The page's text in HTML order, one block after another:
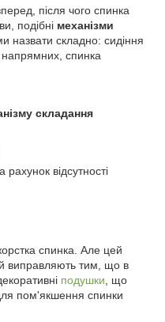
після чого спинка
подібні механізми
назвати складно: сидіння
напрямних, спинка
складання
відсутності
спинка. Але цей
виправляють тим, що в
подушки , що
пом'якшення спинки